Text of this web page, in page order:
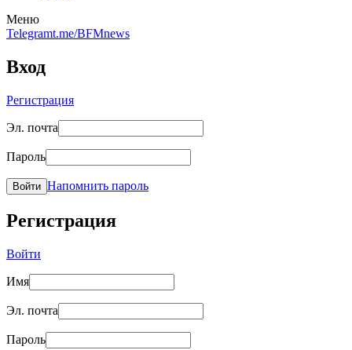
Меню
Telegramt.me/BFMnews
Вход
Регистрация
Эл. почта
Пароль
Войти Напомнить пароль
Регистрация
Войти
Имя
Эл. почта
Пароль